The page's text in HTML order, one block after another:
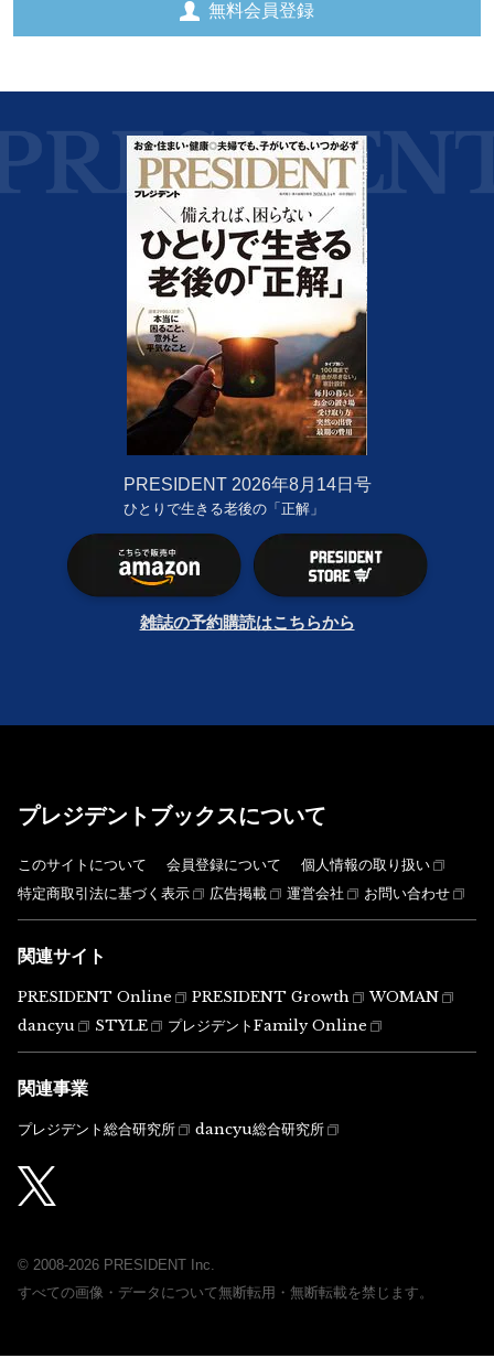
無料会員登録
PRESIDENT 2026年8月14日号
ひとりで生きる老後の「正解」
雑誌の予約購読はこちらから
プレジデントブックスについて
このサイトについて 会員登録について
個人情報の取り扱い
特定商取引法に基づく表示
広告掲載 運営会社 お問い合わせ
関連サイト
PRESIDENT Online PRESIDENT Growth
WOMAN
dancyu
STYLE プレジデントFamily Online
関連事業
プレジデント総合研究所 dancyu総合研究所
© 2008-2026 PRESIDENT Inc.
すべての画像・データについて無断転用・無断転載を禁じます。